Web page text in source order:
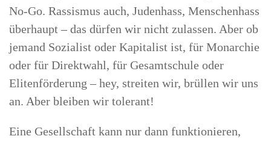
No-Go. Rassismus auch, Judenhass, Menschenhass
überhaupt – das dürfen wir nicht zulassen. Aber ob
jemand Sozialist oder Kapitalist ist, für Monarchie
oder für Direktwahl, für Gesamtschule oder
Elitenförderung – hey, streiten wir, brüllen wir uns
an. Aber bleiben wir tolerant!
Eine Gesellschaft kann nur dann funktionieren,